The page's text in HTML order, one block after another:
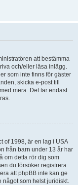
att bestämma
och/eller läsa inlägg.
som inte finns för gäster
skicka e-post till
mera. Det tar endast
of 1998, är en lag i USA
från barn under 13 år har
om detta rör dig som
du försöker registrera
att phpBB inte kan ge
som helst juridiskt.